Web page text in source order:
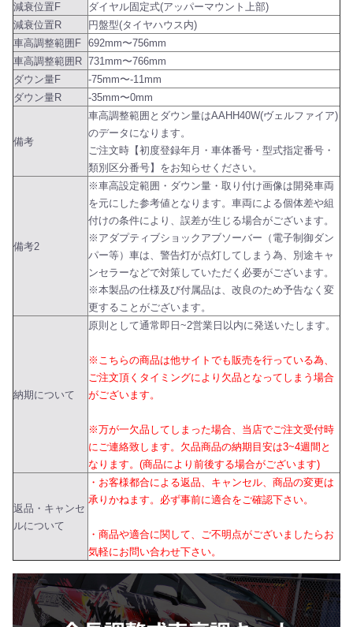
減衰位置F
ダイヤル固定式(アッパーマウント上部)
減衰位置R
円盤型(タイヤハウス内)
車高調整範囲F 692mm〜756mm
車高調整範囲R 731mm〜766mm
ダウン量F
-75mm〜-11mm
ダウン量R
-35mm〜0mm
備考
車高調整範囲とダウン量はAAHH40W(ヴェルファイア)
のデータになります。
ご注文時【初度登録年月・車体番号・型式指定番号・
類別区分番号】をお知らせください。
備考2
※車高設定範囲・ダウン量・取り付け画像は開発車両
を元にした参考値となります。車両による個体差や組
付けの条件により、誤差が生じる場合がございます。
※アダプティブショックアブソーバー（電子制御ダン
パー等）車は、警告灯が点灯してしまう為、別途キャ
ンセラーなどで対策していただく必要がございます。
※本製品の仕様及び付属品は、改良のため予告なく変
更することがございます。
納期について
原則として通常即日~2営業日以内に発送いたします。
※こちらの商品は他サイトでも販売を行っている為、
ご注文頂くタイミングにより欠品となってしまう場合
がございます。
※万が一欠品してしまった場合、当店でご注文受付時
にご連絡致します。欠品商品の納期目安は3~4週間と
なります。(商品により前後する場合がございます)
返品・キャンセ
ルについて
・お客様都合による返品、キャンセル、商品の変更は
承りかねます。必ず事前に適合をご確認下さい。
・商品や適合に関して、ご不明点がございましたらお
気軽にお問い合わせ下さい。